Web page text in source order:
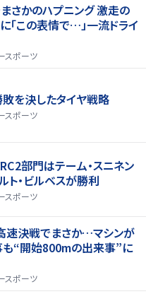
さかのハプニング 激走の
「この表情で…」一流ドライ
スポーツ
を決したタイヤ戦略
スポーツ
部門はテーム・スニネン
ト・ビルベスが勝利
スポーツ
速決戦でまさか…マシンが
“開始800mの出来事”に
スポーツ